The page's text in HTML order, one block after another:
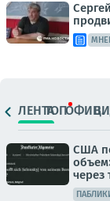
ЛЕНТАТОПОФИЦ.
США
через